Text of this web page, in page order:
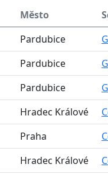
Město
Pardubice
Pardubice
Pardubice
Hradec Králové
Praha
Hradec Králové